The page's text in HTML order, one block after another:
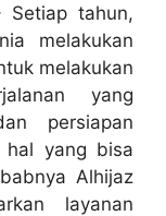
Setiap tahun,
melakukan
melakukan
yang
persiapan
yang bisa
Alhijaz
layanan